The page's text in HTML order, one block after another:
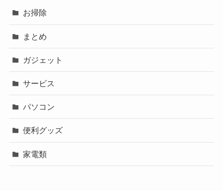
お掃除
まとめ
ガジェット
サービス
パソコン
便利グッズ
家電類